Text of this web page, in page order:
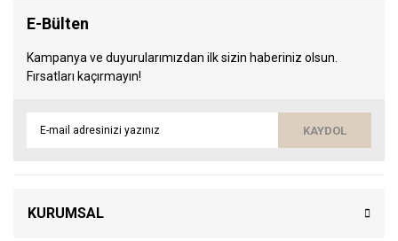
E-Bülten
Kampanya ve duyurularımızdan ilk sizin haberiniz olsun.
Fırsatları kaçırmayın!
KAYDOL
KURUMSAL